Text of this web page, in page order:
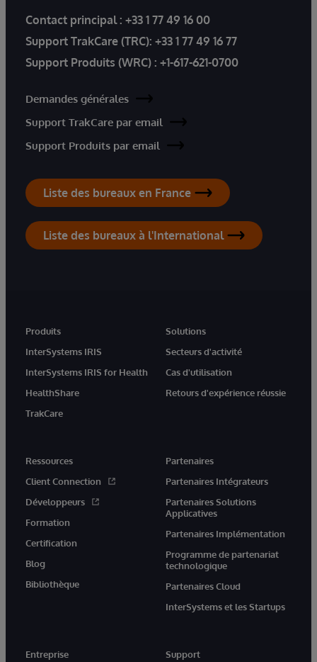
Contact principal : +33 1 77 49 16 00
Support TrakCare (TRC): +33 1 77 49 16 77
Support Produits (WRC) : +1-617-621-0700
Demandes générales
Support TrakCare par email
Support Produits par email
Liste des bureaux en France
Liste des bureaux à l'International
Produits
InterSystems IRIS
InterSystems IRIS for Health
HealthShare
TrakCare
Solutions
Secteurs d'activité
Cas d'utilisation
Retours d'expérience réussie
Ressources
Client Connection
Développeurs
Formation
Certification
Blog
Bibliothèque
Partenaires
Partenaires Intégrateurs
Partenaires Solutions
Applicatives
Partenaires Implémentation
Programme de partenariat
technologique
Partenaires Cloud
InterSystems et les Startups
Entreprise Support